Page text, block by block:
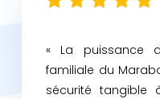
« La puissance
familiale du
sécurité tangible